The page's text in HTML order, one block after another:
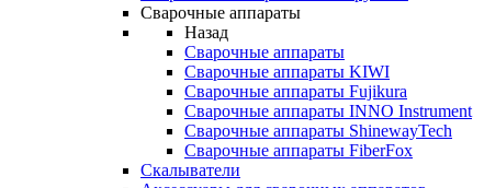
Сварочные аппараты
Назад
Сварочные аппараты
Сварочные аппараты KIWI
Сварочные аппараты Fujikura
Сварочные аппараты INNO Instrument
Сварочные аппараты ShinewayTech
Cварочные аппараты FiberFox
Скалыватели